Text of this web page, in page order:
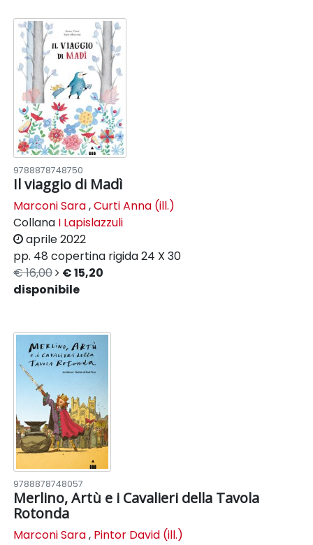
9788878748750
Il viaggio di Madì
Marconi Sara,Curti Anna (ill.)
Collana I Lapislazzuli
aprile 2022
pp. 48 copertina rigida24 X 30
€ 16,00
€ 15,20
disponibile
9788878748057
Merlino, Artù e i Cavalieri della Tavola
Rotonda
Marconi Sara, Pintor David (ill.)